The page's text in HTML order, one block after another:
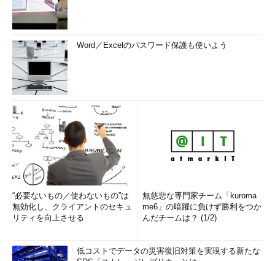
Word／Excelのパスワード保護も使いよう
“必要ないもの／使わないもの”は
無効化し、クライアントのセキュ
リティを向上させる
無慈悲な専門家チーム「kuroma
me6」の暗躍に負けず勝利をつか
んだチームは？ (1/2)
低コストでデータの災害復旧対策を実現する新たな